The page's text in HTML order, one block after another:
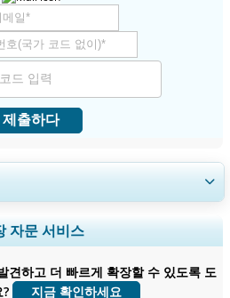
제출하다
분석, 기업 프로필, 경쟁 벤치마킹, 및 최
용자 인사이트.
금 맞춤 설정
자문 서비스
견하고 더 빠르게 확장할 수 있도록 도
지금 확인하세요